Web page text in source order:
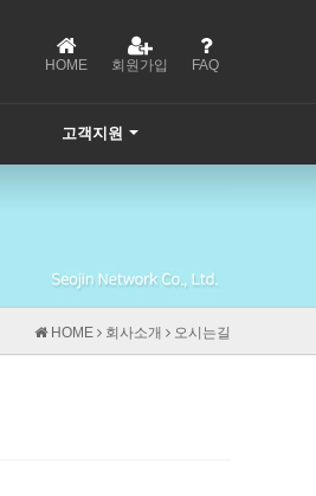
HOME 회원가입 FAQ
고객지원
HOME 회사소개 오시는길